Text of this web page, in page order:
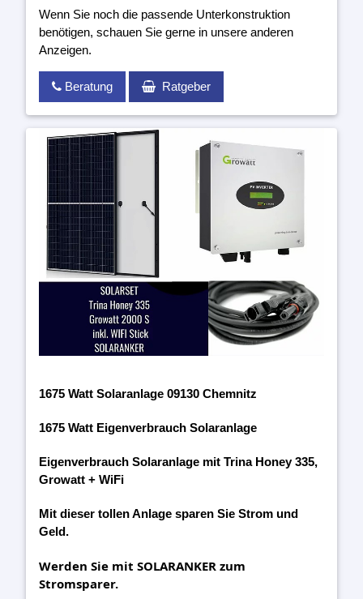
Wenn Sie noch die passende Unterkonstruktion
benötigen, schauen Sie gerne in unsere anderen
Anzeigen.
Beratung Ratgeber
1675 Watt Solaranlage 09130 Chemnitz
1675 Watt Eigenverbrauch Solaranlage
Eigenverbrauch Solaranlage mit Trina Honey 335,
Growatt + WiFi
Mit dieser tollen Anlage sparen Sie Strom und
Geld.
Werden Sie mit SOLARANKER zum
Stromsparer.